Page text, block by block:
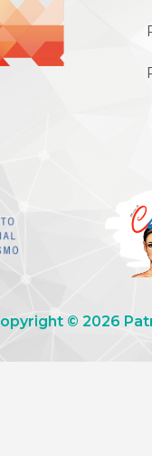
© 2026